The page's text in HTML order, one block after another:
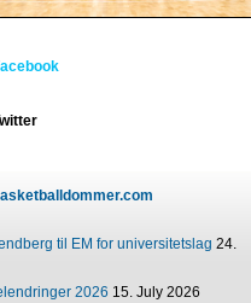
til EM for universitetslag 24.
2026 15. July 2026